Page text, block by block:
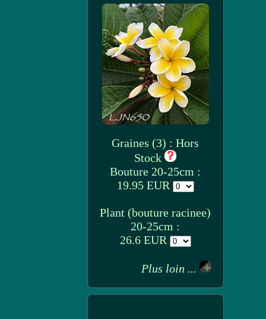
Graines (3) : Hors
Stock
Bouture 20-25cm :
19.95 EUR
Plant (bouture racinee)
20-25cm :
26.6 EUR
Plus loin ...